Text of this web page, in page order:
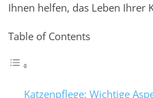
Ihnen helfen, das Leben Ihrer
Table of Contents
Katzenpflege: Wichtige